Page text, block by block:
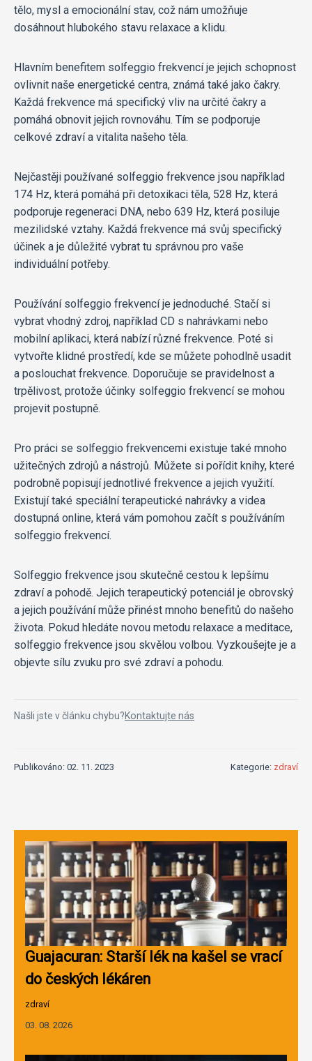
tělo, mysl a emocionální stav, což nám umožňuje
dosáhnout hlubokého stavu relaxace a klidu.
Hlavním benefitem solfeggio frekvencí je jejich schopnost
ovlivnit naše energetické centra, známá také jako čakry.
Každá frekvence má specifický vliv na určité čakry a
pomáhá obnovit jejich rovnováhu. Tím se podporuje
celkové zdraví a vitalita našeho těla.
Nejčastěji používané solfeggio frekvence jsou například
174 Hz, která pomáhá při detoxikaci těla, 528 Hz, která
podporuje regeneraci DNA, nebo 639 Hz, která posiluje
mezilidské vztahy. Každá frekvence má svůj specifický
účinek a je důležité vybrat tu správnou pro vaše
individuální potřeby.
Používání solfeggio frekvencí je jednoduché. Stačí si
vybrat vhodný zdroj, například CD s nahrávkami nebo
mobilní aplikaci, která nabízí různé frekvence. Poté si
vytvořte klidné prostředí, kde se můžete pohodlně usadit
a poslouchat frekvence. Doporučuje se pravidelnost a
trpělivost, protože účinky solfeggio frekvencí se mohou
projevit postupně.
Pro práci se solfeggio frekvencemi existuje také mnoho
užitečných zdrojů a nástrojů. Můžete si pořídit knihy, které
podrobně popisují jednotlivé frekvence a jejich využití.
Existují také speciální terapeutické nahrávky a videa
dostupná online, která vám pomohou začít s používáním
solfeggio frekvencí.
Solfeggio frekvence jsou skutečně cestou k lepšímu
zdraví a pohodě. Jejich terapeutický potenciál je obrovský
a jejich používání může přinést mnoho benefitů do našeho
života. Pokud hledáte novou metodu relaxace a meditace,
solfeggio frekvence jsou skvělou volbou. Vyzkoušejte je a
objevte sílu zvuku pro své zdraví a pohodu.
Našli jste v článku chybu?Kontaktujte nás
Publikováno: 02. 11. 2023 Kategorie: zdraví
Guajacuran: Starší lék na kašel se vrací
do českých lékáren
zdraví
03. 08. 2026